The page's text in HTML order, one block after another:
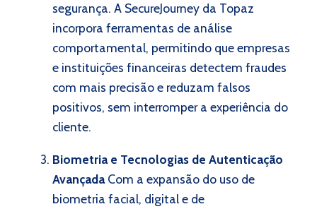
segurança. A SecureJourney da Topaz
incorpora ferramentas de análise
comportamental, permitindo que empresas
e instituições financeiras detectem fraudes
com mais precisão e reduzam falsos
positivos, sem interromper a experiência do
cliente.
Biometria e Tecnologias de Autenticação
AvançadaCom a expansão do uso de
biometria facial, digital e de